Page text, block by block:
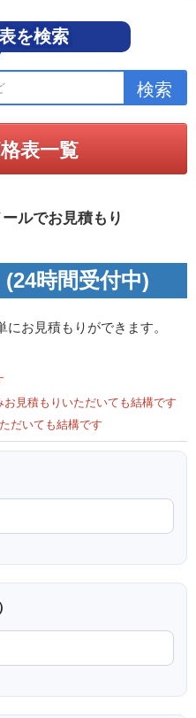
を検索
表一覧
ルでお見積もり
時間受付中)
お見積もりができます。
見積もりいただいても結構です
だいても結構です